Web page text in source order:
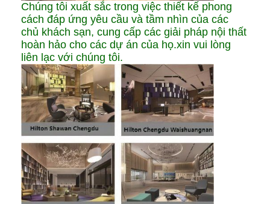
Chúng tôi xuất sắc trong việc thiết kế phong
cách đáp ứng yêu cầu và tầm nhìn của các
chủ khách sạn, cung cấp các giải pháp nội thất
hoàn hảo cho các dự án của họ.xin vui lòng
liên lạc với chúng tôi.